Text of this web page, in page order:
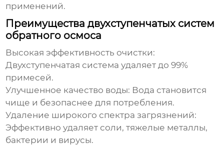
применений.
Преимущества двухступенчатых систем
обратного осмоса
Высокая эффективность очистки:
Двухступенчатая система удаляет до 99%
примесей.
Улучшенное качество воды: Вода становится
чище и безопаснее для потребления.
Удаление широкого спектра загрязнений:
Эффективно удаляет соли, тяжелые металлы,
бактерии и вирусы.